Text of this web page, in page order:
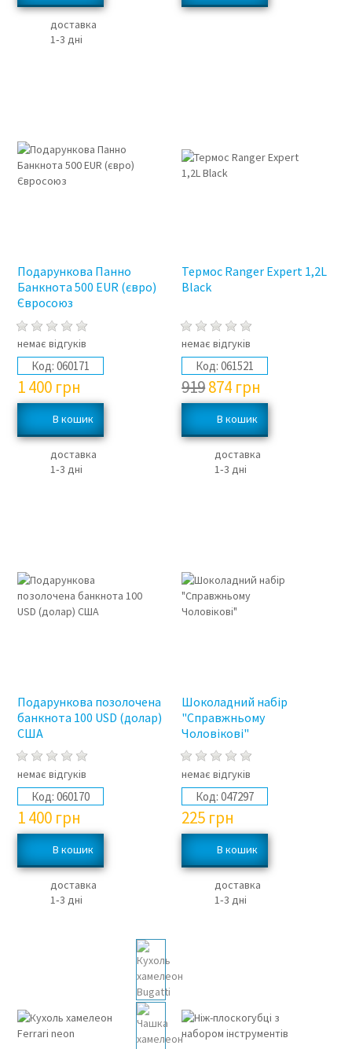
доставка
1‑3 дні
Подарункова Панно
Банкнота 500 EUR (євро)
Євросоюз
немає відгуків
Код: 060171
1 400 грн
доставка
1‑3 дні
Термос Ranger Expert 1,2L
Black
немає відгуків
Код: 061521
919874 грн
доставка
1‑3 дні
Подарункова позолочена
банкнота 100 USD (долар)
США
немає відгуків
Код: 060170
1 400 грн
доставка
1‑3 дні
Шоколадний набір
"Справжньому
Чоловікові"
немає відгуків
Код: 047297
225 грн
доставка
1‑3 дні